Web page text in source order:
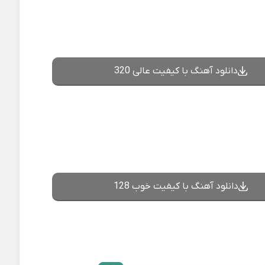
دانلود آهنگ با کیفیت عالی 320
دانلود آهنگ با کیفیت خوب 128